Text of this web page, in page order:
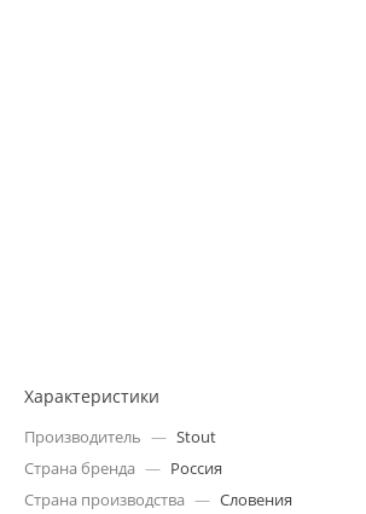
Характеристики
Производитель — Stout
Страна бренда — Россия
Страна производства — Словения